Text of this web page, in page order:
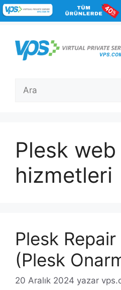
İçeriğe
atla
Plesk web
hizmetleri
Plesk
(Plesk
20 Aralık 2024 yazar